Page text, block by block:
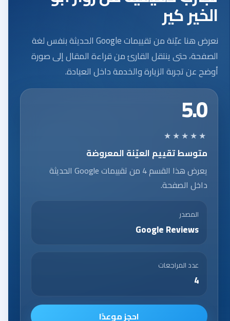
الخير كير
نعرض هنا عيّنة من تقييمات Google الحديثة بنفس لغة
الصفحة، حتى ينتقل القارئ من قراءة المقال إلى صورة
أوضح عن تجربة الزيارة والخدمة داخل العيادة.
5.0
★★★★★
متوسط تقييم العيّنة المعروضة
يعرض هذا القسم 4 من تقييمات Google الحديثة
داخل الصفحة.
المصدر
Google Reviews
عدد المراجعات
4
احجز موعدًا